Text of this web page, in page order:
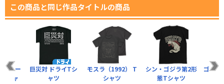
この商品と同じ作品タイトルの商品
モスラ（1992） T
シャツ
シン・ゴジラ第2形
態Tシャツ
ゴジラ
ンター
Tシャ
巨災対 ドライTシ
ャツ